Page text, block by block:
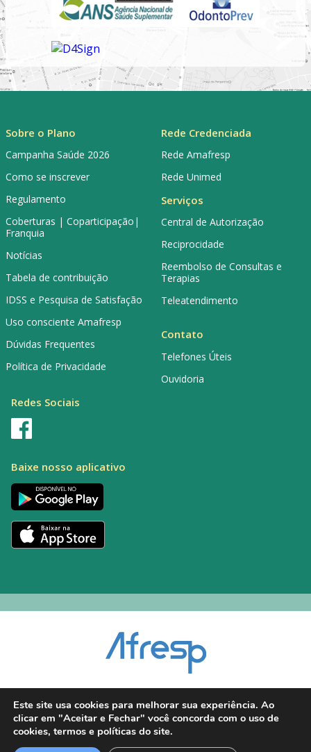
Sobre o Plano
Campanha Saúde 2026
Como se inscrever
Regulamento
Coberturas | Coparticipação|
Franquia
Notícias
Tabela de contribuição
IDSS e Pesquisa de Satisfação
Uso consciente Amafresp
Dúvidas Frequentes
Política de Privacidade
Rede Credenciada
Rede Amafresp
Rede Unimed
Serviços
Central de Autorização
Reciprocidade
Reembolso de Consultas e
Terapias
Teleatendimento
Contato
Telefones Úteis
Ouvidoria
Redes Sociais
Baixe nosso aplicativo
dpo@afresp.org.br
Diretor Técnico: Antonio Carlos Aparecido. CRM: 54.464
Este site usa cookies para melhorar sua experiência. Ao
clicar em "Aceitar e Fechar" você concorda com o uso de
cookies, termos e políticas do site.